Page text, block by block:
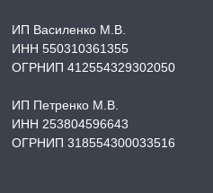
ИП Василенко М.В.
ИНН 550310361355
ОГРНИП 412554329302050
ИП Петренко М.В.
ИНН 253804596643
ОГРНИП 318554300033516